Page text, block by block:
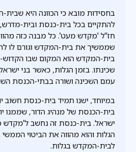
בחסידות מובא כי הכוונה היא
להתקיים בכל בית-כנסת ובית-
חז"ל 'מקדש מעט'. כל מבנה כזה
שממשיך את בית-המקדש וגורם לו
בית-המקדש הוא המקום שבו
שכינתו. בזמן הגלות, כאשר בני
עמם השכינה ושורה בבתי-הכנסת
במיוחד, ישנו תמיד בית-כנסת חשוב
בית-הכנסת של מנהיג הדור, שממנו
ישראל. בית-כנסת זה נחשב ל'מקדש
הגלות והוא מהווה את הביטוי הממשי
לבית-המקדש בגלות.